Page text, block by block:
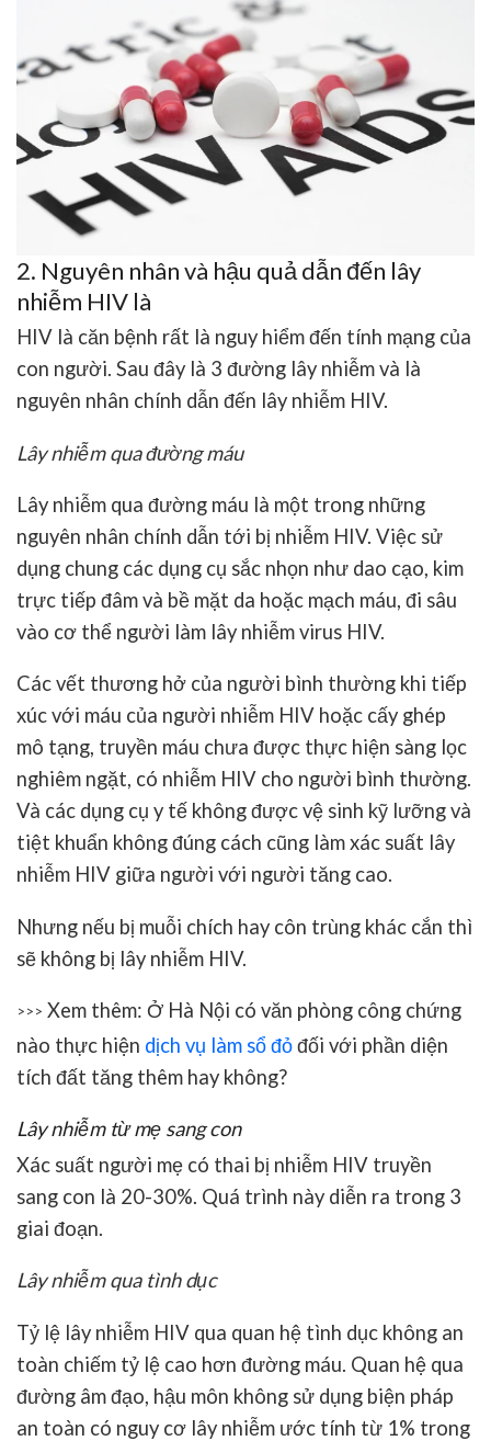
2. Nguyên nhân và hậu quả dẫn đến lây
nhiễm HIV là
HIV là căn bệnh rất là nguy hiểm đến tính mạng của
con người. Sau đây là 3 đường lây nhiễm và là
nguyên nhân chính dẫn đến lây nhiễm HIV.
Lây nhiễm qua đường máu
Lây nhiễm qua đường máu là một trong những
nguyên nhân chính dẫn tới bị nhiễm HIV. Việc sử
dụng chung các dụng cụ sắc nhọn như dao cạo, kim
trực tiếp đâm và bề mặt da hoặc mạch máu, đi sâu
vào cơ thể người làm lây nhiễm virus HIV.
Các vết thương hở của người bình thường khi tiếp
xúc với máu của người nhiễm HIV hoặc cấy ghép
mô tạng, truyền máu chưa được thực hiện sàng lọc
nghiêm ngặt, có nhiễm HIV cho người bình thường.
Và các dụng cụ y tế không được vệ sinh kỹ lưỡng và
tiệt khuẩn không đúng cách cũng làm xác suất lây
nhiễm HIV giữa người với người tăng cao.
Nhưng nếu bị muỗi chích hay côn trùng khác cắn thì
sẽ không bị lây nhiễm HIV.
>>> Xem thêm: Ở Hà Nội có văn phòng công chứng
nào thực hiện dịch vụ làm sổ đỏđối với phần diện
tích đất tăng thêm hay không?
Lây nhiễm từ mẹ sang con
Xác suất người mẹ có thai bị nhiễm HIV truyền
sang con là 20-30%. Quá trình này diễn ra trong 3
giai đoạn.
Lây nhiễm qua tình dục
Tỷ lệ lây nhiễm HIV qua quan hệ tình dục không an
toàn chiếm tỷ lệ cao hơn đường máu. Quan hệ qua
đường âm đạo, hậu môn không sử dụng biện pháp
an toàn có nguy cơ lây nhiễm ước tính từ 1% trong